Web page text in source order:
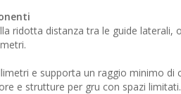
ridotta distanza tra le guide
e supporta un raggio minimo di
e strutture per gru con spazi limitati.